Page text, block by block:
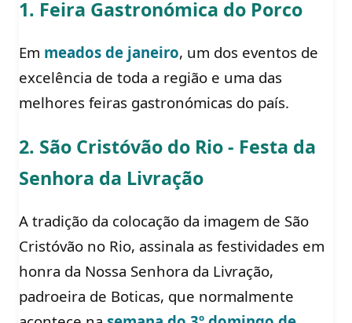
1. Feira Gastronómica do Porco
Em meados de janeiro, um dos eventos de
excelência de toda a região e uma das
melhores feiras gastronómicas do país.
2. São Cristóvão do Rio - Festa da
Senhora da Livração
A tradição da colocação da imagem de São
Cristóvão no Rio, assinala as festividades em
honra da Nossa Senhora da Livração,
padroeira de Boticas, que normalmente